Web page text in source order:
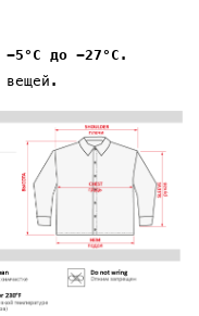
-5°C до -27°C .
вещей.